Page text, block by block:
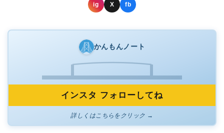
ig X fb
かんもんノート
インスタ フォローしてね
詳しくはこちらをクリック →